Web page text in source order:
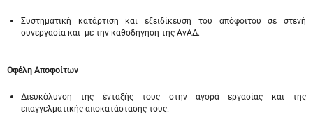
Συστηματική κατάρτιση και εξειδίκευση του απόφοιτου σε στενή
συνεργασία και με την καθοδήγηση της ΑνΑΔ.
Οφέλη Αποφοίτων
Διευκόλυνση της ένταξής τους στην αγορά εργασίας και της
επαγγελματικής αποκατάστασής τους.